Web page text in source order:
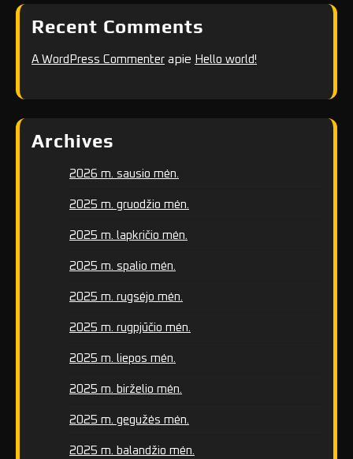
Recent Comments
A WordPress Commenter apie Hello world!
Archives
2026 m. sausio mėn.
2025 m. gruodžio mėn.
2025 m. lapkričio mėn.
2025 m. spalio mėn.
2025 m. rugsėjo mėn.
2025 m. rugpjūčio mėn.
2025 m. liepos mėn.
2025 m. birželio mėn.
2025 m. gegužės mėn.
2025 m. balandžio mėn.